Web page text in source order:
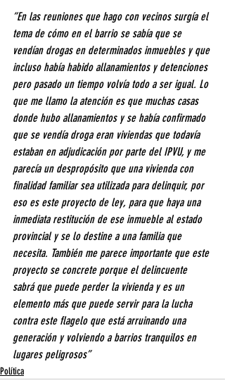
“En las reuniones que hago con vecinos surgía el
tema de cómo en el barrio se sabía que se
vendían drogas en determinados inmuebles y que
incluso había habido allanamientos y detenciones
pero pasado un tiempo volvía todo a ser igual. Lo
que me llamo la atención es que muchas casas
donde hubo allanamientos y se había confirmado
que se vendía droga eran viviendas que todavía
estaban en adjudicación por parte del IPVU, y me
parecía un despropósito que una vivienda con
finalidad familiar sea utilizada para delinquir, por
eso es este proyecto de ley, para que haya una
inmediata restitución de ese inmueble al estado
provincial y se lo destine a una familia que
necesita. También me parece importante que este
proyecto se concrete porque el delincuente
sabrá que puede perder la vivienda y es un
elemento más que puede servir para la lucha
contra este flagelo que está arruinando una
generación y volviendo a barrios tranquilos en
lugares peligrosos”
Política